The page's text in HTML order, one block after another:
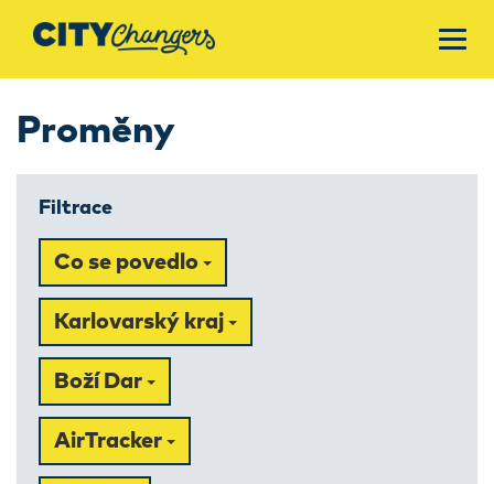
Proměny
Filtrace
Co se povedlo
Karlovarský kraj
Boží Dar
AirTracker